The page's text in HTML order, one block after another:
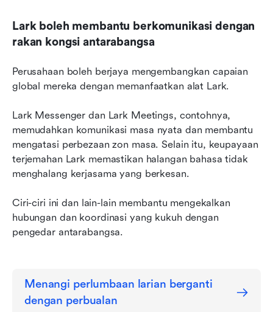
Lark boleh membantu berkomunikasi dengan
rakan kongsi antarabangsa
Perusahaan boleh berjaya mengembangkan capaian
global mereka dengan memanfaatkan alat Lark.
Lark Messenger dan Lark Meetings, contohnya,
memudahkan komunikasi masa nyata dan membantu
mengatasi perbezaan zon masa. Selain itu, keupayaan
terjemahan Lark memastikan halangan bahasa tidak
menghalang kerjasama yang berkesan.
Ciri-ciri ini dan lain-lain membantu mengekalkan
hubungan dan koordinasi yang kukuh dengan
pengedar antarabangsa.
Menangi perlumbaan larian berganti
dengan perbualan